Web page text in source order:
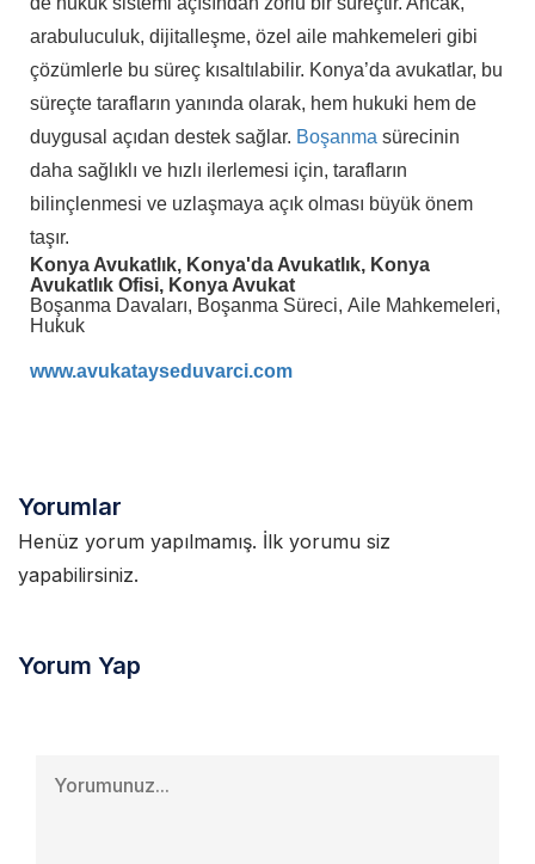
arabuluculuk, dijitalleşme, özel aile mahkemeleri gibi
çözümlerle bu süreç kısaltılabilir. Konya’da avukatlar, bu
süreçte tarafların yanında olarak, hem hukuki hem de
duygusal açıdan destek sağlar. Boşanma sürecinin
daha sağlıklı ve hızlı ilerlemesi için, tarafların
bilinçlenmesi ve uzlaşmaya açık olması büyük önem
taşır.
Konya Avukatlık, Konya'da Avukatlık, Konya
Avukatlık Ofisi, Konya Avukat
Boşanma Davaları, Boşanma Süreci, Aile Mahkemeleri,
Hukuk
www.avukatayseduvarci.com
Yorumlar
Henüz yorum yapılmamış. İlk yorumu siz
yapabilirsiniz.
Yorum Yap